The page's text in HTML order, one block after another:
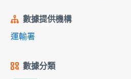
數據提供機構
運輸署
數據分類